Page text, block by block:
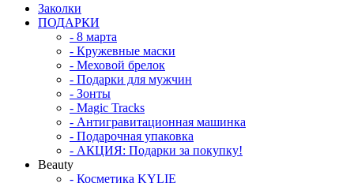
Заколки
ПОДАРКИ
- 8 марта
- Кружевные маски
- Меховой брелок
- Подарки для мужчин
- Зонты
- Magic Tracks
- Антигравитационная машинка
- Подарочная упаковка
- АКЦИЯ: Подарки за покупку!
Beauty
- Косметика KYLIE